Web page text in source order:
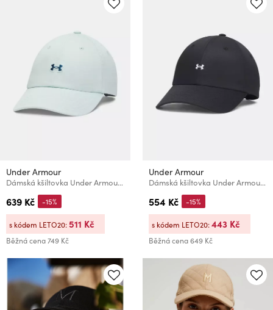
Under Armour
Dámská kšiltovka Under Armour W DRIVE ADJ
639 Kč
Běžná cena749 Kč
-15%
s kódem LETO20:511 Kč
Under Armour
Dámská kšiltovka Under Armour W ESSENTIAL LOW ADJ
554 Kč
Běžná cena649 Kč
-15%
s kódem LETO20:443 Kč